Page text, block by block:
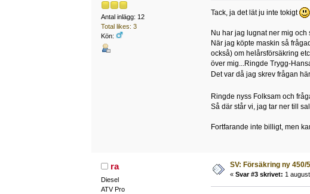
Antal inlägg: 12
Total likes: 3
Kön:
Tack, ja det lät ju inte tokigt
Nu har jag lugnat ner mig
När jag köpte maskin så
också) om helårsförsäkring
över mig...Ringde Trygg-
Det var då jag skrev frågan här
Ringde nyss Folksam och
Så där står vi, jag tar ner till
Fortfarande inte billigt, men
ra
Diesel
ATV Pro
SV: Försäkring ny 450/
« Svar #3 skrivet: 1